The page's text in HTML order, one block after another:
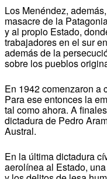
Los Menéndez,
masacre de la
y al propio Estado,
trabajadores en el sur
además de la
sobre los pueblos
En 1942 comenzaron a
Para ese entonces la
tal como ahora. A
dictadura de Pedro
Austral.
En la última dictadura
aerolínea al Estado,